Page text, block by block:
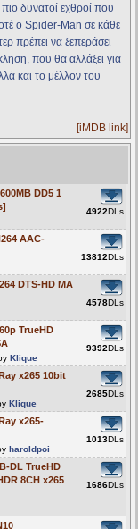
δυνατοί εχθροί που
ο Spider-Man σε κάθε
πρέπει να ξεπεράσει
που θα αλλάξει για
και το μέλλον του
[iMDB link]
DD5 1
4922DLs
AAC-
13812DLs
DTS-HD MA
4578DLs
TrueHD
Klique
9392DLs
x265 10bit
Klique
2685DLs
x265-
haroldpoi
1013DLs
DL TrueHD
8CH x265
1686DLs